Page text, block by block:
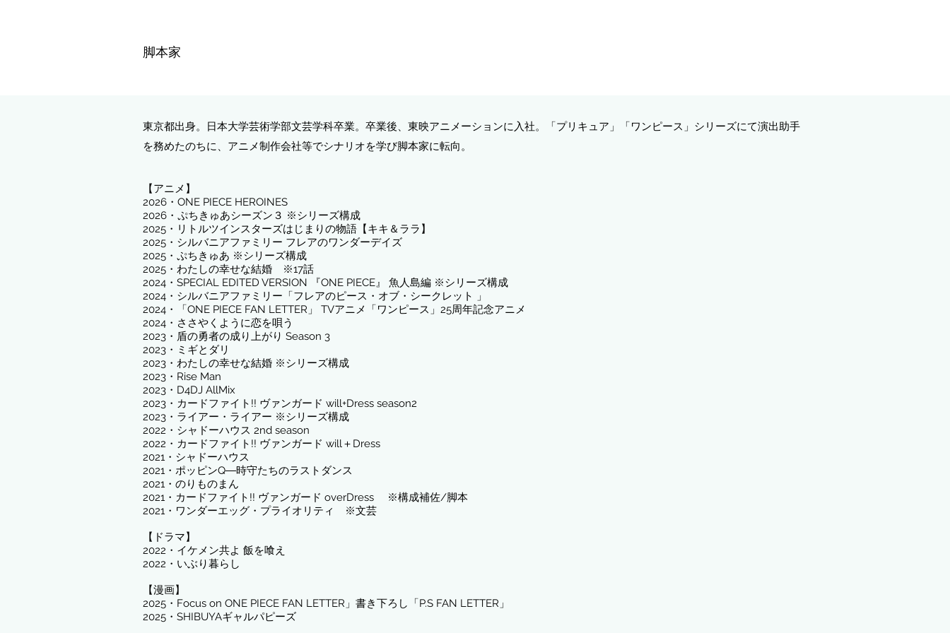
脚本家
東京都出身。日本大学芸術学部文芸学科卒業。卒業後、東映アニメーションに入社。「プリキュア」「ワンピース」シリーズにて演出助手
を務めたのち​に、アニメ制作会社等でシナリオを学び脚本家に転向。
【アニメ】​​
​2026・ONE PIECE HEROINES
2026・ぷちきゅあシーズン３ ※シリーズ構成
2025・リトルツインスターズはじまりの物語【キキ＆ララ】
2025・シルバニアファミリー フレアのワンダーデイズ
​2025・ぷちきゅあ ※シリーズ構成
​2025・わたしの幸せな結婚 ※17話
2024・SPECIAL EDITED VERSION 『ONE PIECE』 魚人島編 ※シリーズ構成
2024・シルバニアファミリー「フレアのピース・オブ・シークレット 」
2024・「ONE PIECE FAN LETTER」 TVアニメ「ワンピース」25周年記念アニメ
2024・ささやくように恋を唄う
2023・盾の勇者の成り上がり Season 3
​2023・ミギとダリ
2023・わたしの幸せな結婚 ※シリーズ構成
​2023・Rise Man
2023・D4DJ AllMix​
​2023・カードファイト!! ヴァンガード will+Dress season2
​2023・ライアー・ライアー ※シリーズ構成
​2022・シャドーハウス 2nd season
2022・カードファイト!! ヴァンガード will＋Dress
​2021・シャドーハウス
​2021・ポッピンQ―時守たちのラストダンス
2021・のりものまん
2021・カードファイト!! ヴァンガード overDress
※構成補佐/脚本
2021・ワンダーエッグ・プライオリティ
※文芸
【ドラマ】
​2022・イケメン共よ 飯を喰え
​2022・いぶり暮らし
【漫画】
​2025・ Focus on ONE PIECE FAN LETTER」書き下ろし「P.S FAN LETTER 」
​2025・SHIBUYAギャルパピーズ